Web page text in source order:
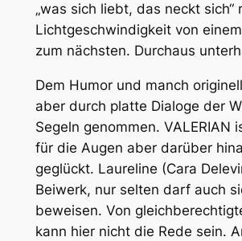
„was sich liebt, das neckt sich“
Lichtgeschwindigkeit von
zum nächsten. Durchaus
Dem Humor und manch
aber durch platte Dialoge der
Segeln genommen. VALERIAN
für die Augen aber darüber
geglückt. Laureline (Cara
Beiwerk, nur selten darf auch
beweisen. Von
kann hier nicht die Rede sein.